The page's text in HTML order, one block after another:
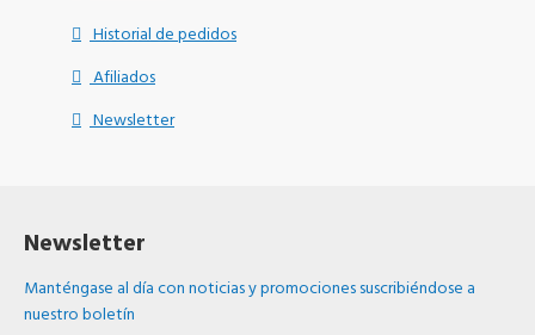
Historial de pedidos
Afiliados
Newsletter
Newsletter
Manténgase al día con noticias y promociones suscribiéndose a
nuestro boletín